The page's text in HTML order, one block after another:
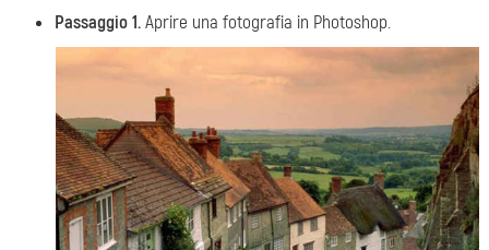
Passaggio 1.Aprire una fotografia in Photoshop.